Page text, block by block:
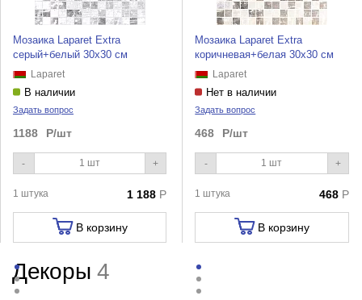
Мозаика Laparet Extra
серый+белый 30х30 см
Laparet
В наличии
Задать вопрос
1188 Р/шт
- +
1 штука 1 188 Р
В корзину
Мозаика Laparet Extra
коричневая+белая 30х30 см
Laparet
Нет в наличии
Задать вопрос
468 Р/шт
- +
1 штука 468 Р
В корзину
Декоры4